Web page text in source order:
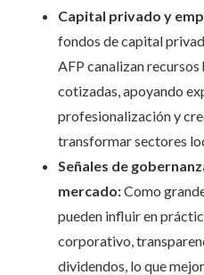
Capital privado y
fondos de capital
AFP canalizan recursos
cotizadas, apoyando
profesionalización y
transformar sectores
Señales de
mercado:Como
pueden influir en
corporativo,
dividendos, lo que